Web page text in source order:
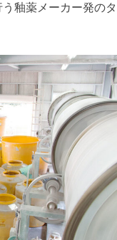
釉薬メーカー発のタ